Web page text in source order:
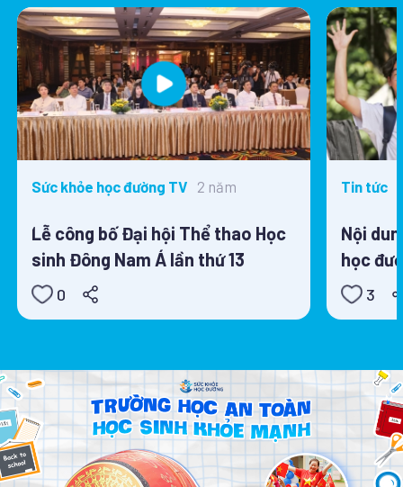
Sức khỏe học đường TV 2 năm
Lễ công bố Đại hội Thể thao Học
sinh Đông Nam Á lần thứ 13
0
Tin tức
Nội
học
3